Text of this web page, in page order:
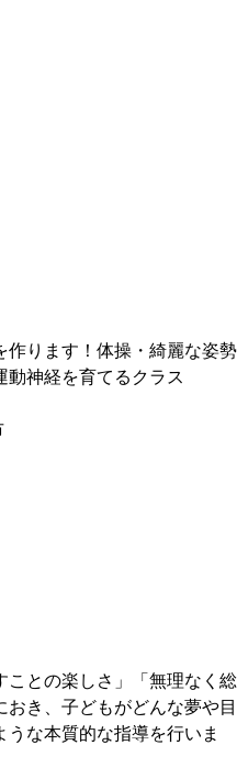
作ります！体操・綺麗な姿勢
動神経を育てるクラス
ことの楽しさ」「無理なく総
き、子どもがどんな夢や目
な本質的な指導を行いま